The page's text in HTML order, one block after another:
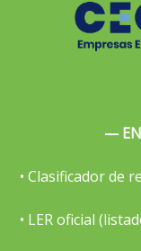
—
• Clasificador de
• LER oficial